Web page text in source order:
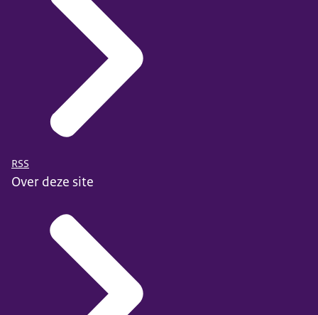
Ted Talk The urgency of intersectionality
Deze leggen uit hoe je rekening kunt houden met
verschillende onderdelen van iemands identiteit.
RSS
Over deze site